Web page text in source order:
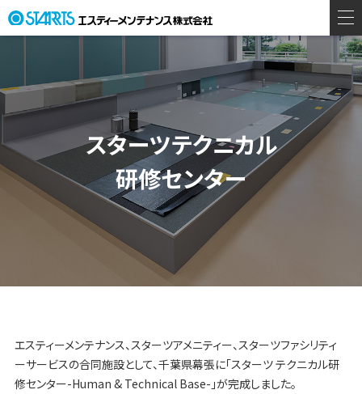
スターツテクニカル
研修センター
エスティーメンテナンス、スターツアメニティー、スターツファシリティ
ーサービスの合同施設として、千葉県幕張に「スターツ テクニカル研
修センター-Human & Technical Base-」が完成しました。